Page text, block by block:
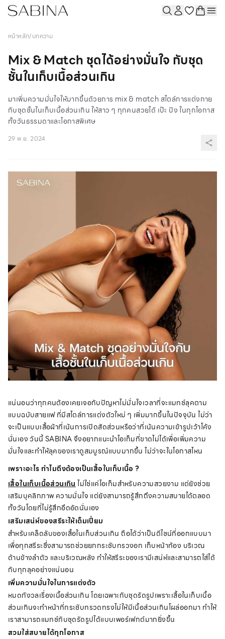
หน้าหลัก/บทความ
Mix & Match ชุดได้อย่างมั่นใจ กับชุด
ชั้นในเก็บเนื้อส่วนเกิน
มาเพิ่มความมั่นใจให้มากขึ้นด้วยการ mix & match สไตล์การแต่งกาย
กับชุดชั้นในเก็บเนื้อส่วนเกิน ให้สาว ๆ ทุกคนสวยได้ เป๊ะ ปัง ในทุกโอกาส
ทั้งวันธรรมดาและโอกาสพิเศษ
29 พ.ย. 2024
แน่นอนว่าทุกคนต้องเคยเจอกับปัญหาไม่มั่นใจเวลาที่จะแมทช์ลุคตาม
แบบฉบับสายแฟ ที่มีสไตล์การแต่งตัวใหม่ ๆ เพิ่มมากขึ้นในปัจจุบัน ไม่ว่า
จะเป็นแบบเสื้อผ้าที่เน้นการเปิดสัดส่วนหรือว่าที่เน้นความเข้ารูปเว้าโค้ง
นั่นเอง วันนี้ SABINA จึงอยากแนะนำไอเท็มที่ขาดไม่ได้เพื่อเพิ่มความ
มั่นใจและทำให้ลุคของเราดูสมบูรณ์แบบมากขึ้น ไม่ว่าจะในโอกาสไหน
เพราะอะไร ทำไมถึงต้องเป็นเสื้อในเก็บเนื้อ ?
เสื้อในเก็บเนื้อส่วนเกิน ไม่ใช่แค่ไอเท็มสำหรับความสวยงาม แต่ยังช่วย
เสริมบุคลิกภาพ ความมั่นใจ แต่ยังสามารถรู้สึกถึงความสบายได้ตลอด
ทั้งวันโดยที่ไม่รู้สึกอึดอัดนั่นเอง
เสริมเสน่ห์ของสรีระให้เต็มเปี่ยม
สำหรับเคล็ดลับของเสื้อในเก็บส่วนเกิน ถือได้ว่าเป็นดีไซน์ที่ออกแบบมา
เพื่อทุกสรีระซึ่งสามารถช่วยยกกระชับทรวงอก เก็บหน้าท้อง บริเวณ
ด้านข้างลำตัว และบริเวณหลัง ทำให้สรีระของเรามีเสน่ห์และสามารถใส่ได้
กับทุกลุคอย่างแน่นอน
เพิ่มความมั่นใจในการแต่งตัว
หมดกังวลเรื่องเนื้อส่วนเกิน โดยเฉพาะกับชุดรัดรูปเพราะเสื้อในเก็บเนื้อ
ส่วนเกินจะทำหน้าที่กระชับทรวดทรงไม่ให้มีเนื้อส่วนเกินโผล่ออกมา ทำให้
เราสามารถแมทช์กับชุดรัดรูปได้แบบเพอร์เฟกต์มากยิ่งขึ้น
สวมใส่สบายได้ทุกโอกาส